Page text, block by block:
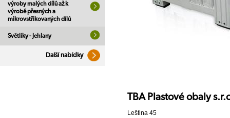
výroby malých dílů až k
výrobě přesných a
mikrovstřikovaných dílů
Světlíky - Jehlany
Další nabídky
TBA Plastové obaly
Leština 45